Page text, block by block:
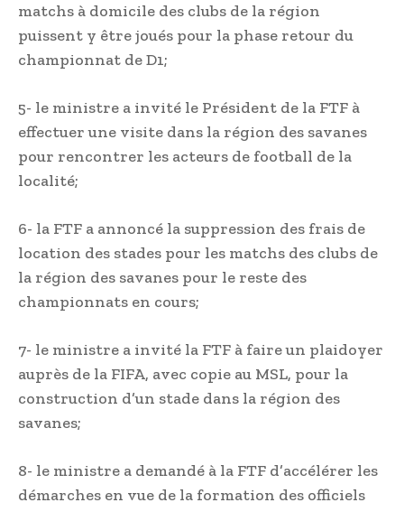
matchs à domicile des clubs de la région
puissent y être joués pour la phase retour du
championnat de D1;
5- le ministre a invité le Président de la FTF à
effectuer une visite dans la région des savanes
pour rencontrer les acteurs de football de la
localité;
6- la FTF a annoncé la suppression des frais de
location des stades pour les matchs des clubs de
la région des savanes pour le reste des
championnats en cours;
7- le ministre a invité la FTF à faire un plaidoyer
auprès de la FIFA, avec copie au MSL, pour la
construction d’un stade dans la région des
savanes;
8- le ministre a demandé à la FTF d’accélérer les
démarches en vue de la formation des officiels